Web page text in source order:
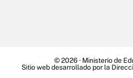
© 2026 · Ministerio de
Sitio web desarrollado por la